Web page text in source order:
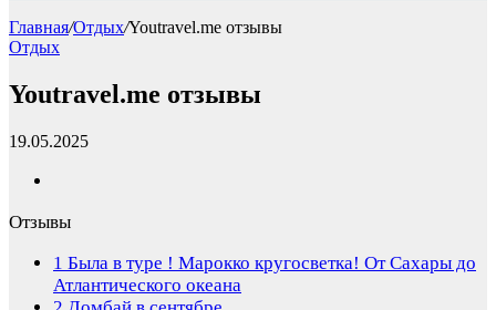
Главная/Отдых/Youtravel.me отзывы
Отдых
Youtravel.me отзывы
19.05.2025
Отзывы
1 Была в туре ! Марокко кругосветка! От Сахары до
Атлантического океана